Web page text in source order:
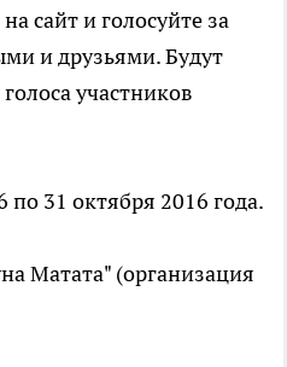
сайт и голосуйте за
и друзьями. Будут
участников
по 31 октября 2016 года.
Матата" (организация